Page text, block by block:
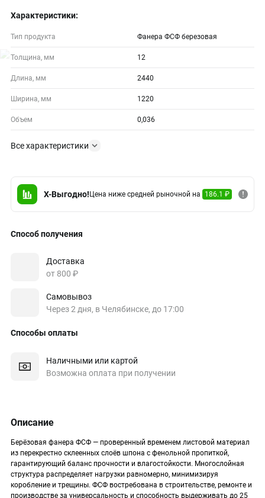
Характеристики:
Тип продукта Фанера ФСФ березовая
Толщина, мм 12
Длина, мм 2440
Ширина, мм 1220
Объем 0,036
Все характеристики
X-Выгодно! Цена ниже средней рыночной на 186.1 ₽
Способ получения
Доставка
от 800 ₽
Самовывоз
Через 2 дня, в Челябинске, до 17:00
Способы оплаты
Наличными или картой
Возможна оплата при получении
Описание
Берёзовая фанера ФСФ — проверенный временем листовой материал
из перекрестно склеенных слоёв шпона с фенольной пропиткой,
гарантирующий баланс прочности и влагостойкости. Многослойная
структура распределяет нагрузки равномерно, минимизируя
коробление и трещины. ФСФ востребована в строительстве, ремонте и
производстве за универсальность и способность выдерживать до 25